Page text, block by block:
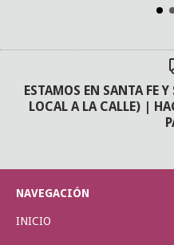
ESTAMOS EN SANTA FE
LOCAL A LA CALLE) |
NAVEGACIÓN
INICIO